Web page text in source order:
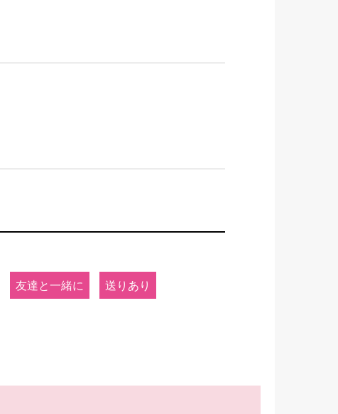
友達と一緒に 送りあり